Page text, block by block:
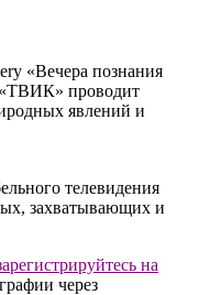
«Вечера познания
«ТВИК» проводит
явлений и
телевидения
захватывающих и
на
через